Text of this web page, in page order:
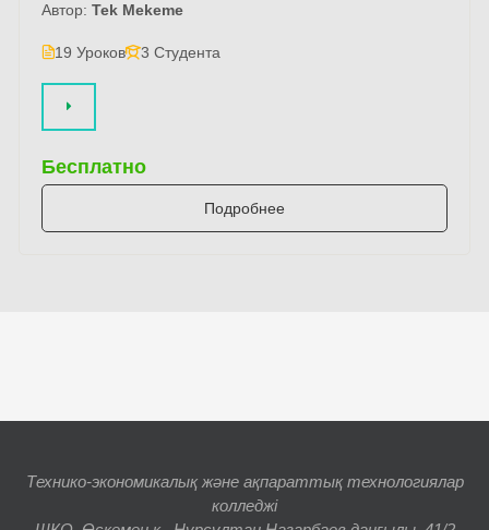
Автор: Tek Mekeme
19 Уроков 3 Студента
Бесплатно
Подробнее
Технико-экономикалық және ақпараттық технологиялар
колледжі